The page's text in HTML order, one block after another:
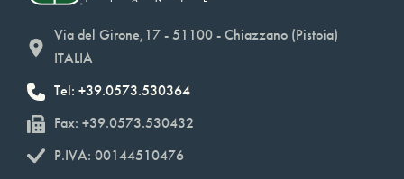
Via del Girone,17 - 51100 - Chiazzano (Pistoia)
ITALIA
Tel: +39.0573.530364
Fax: +39.0573.530432
P.IVA: 00144510476